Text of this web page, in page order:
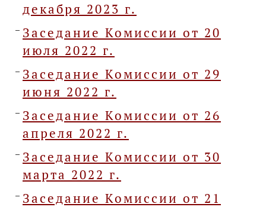
декабря 2023 г.
Заседание Комиссии от 20
июля 2022 г.
Заседание Комиссии от 29
июня 2022 г.
Заседание Комиссии от 26
апреля 2022 г.
Заседание Комиссии от 30
марта 2022 г.
Заседание Комиссии от 21